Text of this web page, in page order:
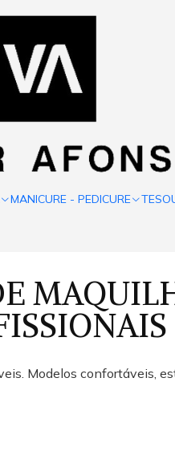
MANICURE - PEDICURE
Modelos confortáveis,